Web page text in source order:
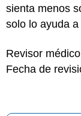
sienta menos
solo lo ayuda
Revisor
Fecha de